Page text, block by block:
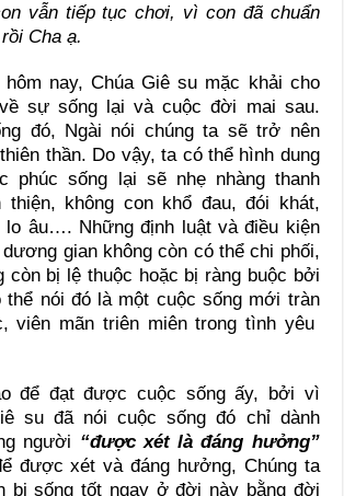
vẫn tiếp tục chơi, vì con đã chuẩn
Cha ạ.
hôm nay, Chúa Giê su mặc khải cho
sự sống lại và cuộc đời mai sau.
đó, Ngài nói chúng ta sẽ trở nên
thần. Do vậy, ta có thể hình dung
phúc sống lại sẽ nhẹ nhàng thanh
thiện, không con khổ đau, đói khát,
lo âu…. Những định luật và điều kiện
gian không còn có thể chi phối,
còn bị lệ thuộc hoặc bị ràng buộc bởi
thể nói đó là một cuộc sống mới tràn
viên mãn triên miên trong tình yêu
để đạt được cuộc sống ấy, bởi vì
su đã nói cuộc sống đó chỉ dành
người “được xét là đáng hưởng”
được xét và đáng hưởng, Chúng ta
bị sống tốt ngay ở đời này bằng đời